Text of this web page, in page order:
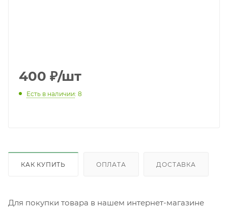
400 ₽/шт
Есть в наличии: 8
КАК КУПИТЬ ОПЛАТА ДОСТАВКА
Для покупки товара в нашем интернет-магазине